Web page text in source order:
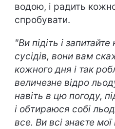
водою, і радить
спробувати.
"Ви підіть і
сусідів, вони вам
кожного дня і так
величезне відро
навіть в цю погоду,
і обтираюся собі
все. Ви всі знаєте